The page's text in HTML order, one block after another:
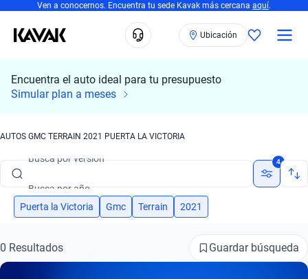
Ven a conocernos. Encuentra tu sede Kavak más cercana aquí.
Ubicación
Encuentra el auto ideal para tu presupuesto
Simular plan a meses
AUTOS GMC TERRAIN 2021 PUERTA LA VICTORIA
Busca por marca
Busca por marca
Busca por versión
4
Puerta la Victoria Gmc Terrain 2021
0 Resultados Guardar búsqueda